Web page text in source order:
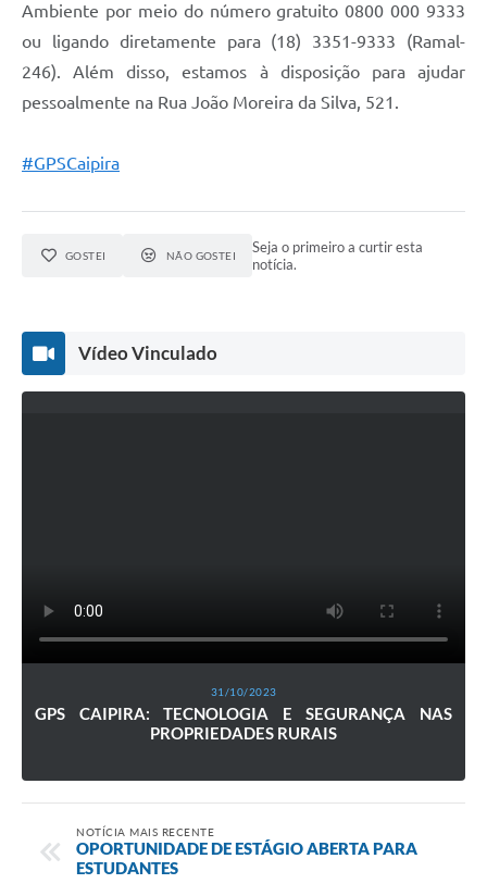
Ambiente por meio do número gratuito 0800 000 9333
ou ligando diretamente para (18) 3351-9333 (Ramal-
246). Além disso, estamos à disposição para ajudar
pessoalmente na Rua João Moreira da Silva, 521.
#GPSCaipira
GOSTEI NÃO GOSTEI
Seja o primeiro a curtir esta
notícia.
Vídeo Vinculado
31/10/2023
GPS CAIPIRA: TECNOLOGIA E SEGURANÇA NAS
PROPRIEDADES RURAIS
NOTÍCIA MAIS RECENTE
OPORTUNIDADE DE ESTÁGIO ABERTA PARA
ESTUDANTES